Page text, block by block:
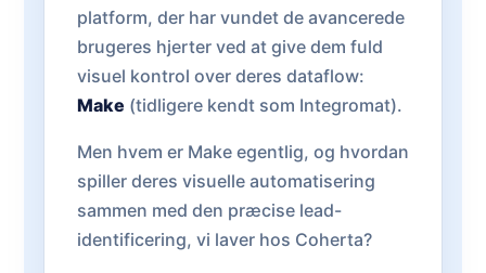
platform, der har vundet de avancerede
brugeres hjerter ved at give dem fuld
visuel kontrol over deres dataflow:
Make (tidligere kendt som Integromat).
Men hvem er Make egentlig, og hvordan
spiller deres visuelle automatisering
sammen med den præcise lead-
identificering, vi laver hos Coherta?